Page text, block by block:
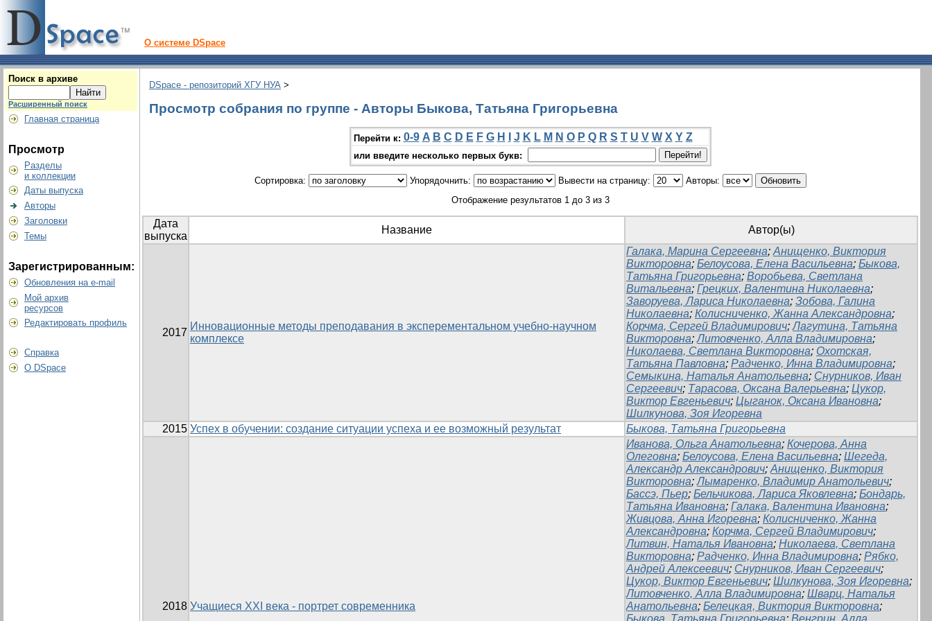
О системе DSpace
Поиск в архиве
Расширенный поиск
Главная страница
Просмотр
Разделы
и коллекции
Даты выпуска
Авторы
Заголовки
Темы
Зарегистрированным:
Обновления на e-mail
Мой архив
ресурсов
Редактировать профиль
Справка
О DSpace
DSpace - репозиторий ХГУ НУА >
Просмотр собрания по группе - Авторы Быкова, Татьяна Григорьевна
Перейти к: 0-9 A B C D E F G H J K L M N O P Q R S T U V W X Y Z
или введите несколько первых букв:
Сортировка: Упорядочнить: Вывести на страницу:
Авторы:
Отображение результатов 1 до 3 из 3
Дата
выпуска
Название Автор(ы)
2017
Инновационные методы преподавания в эксперементальном учебно-научном
комплексе
Галака, Марина Сергеевна; Анищенко, Виктория
Викторовна; Белоусова, Елена Васильевна; Быкова,
Татьяна Григорьевна; Воробьева, Светлана
Витальевна; Грецких, Валентина Николаевна;
Заворуева, Лариса Николаевна; Зобова, Галина
Николаевна; Колисниченко, Жанна Александровна;
Корчма, Сергей Владимирович;Лагутина, Татьяна
Викторовна;Литовченко, Алла Владимировна;
Николаева, Светлана Викторовна; Охотская,
Татьяна Павловна; Радченко, Инна Владимировна;
Семыкина, Наталья Анатольевна; Снурников, Иван
Сергеевич; Тарасова, Оксана Валерьевна; Цукор,
Виктор Евгеньевич; Цыганок, Оксана Ивановна;
Шилкунова, Зоя Игоревна
2015 Успех в обучении: создание ситуации успеха и ее возможный результат Быкова, Татьяна Григорьевна
2018 Учащиеся ХХІ века - портрет современника
Иванова, Ольга Анатольевна; Кочерова, Анна
Олеговна; Белоусова, Елена Васильевна; Шегеда,
Александр Александрович; Анищенко, Виктория
Викторовна;Лымаренко, Владимир Анатольевич;
Бассэ, Пьер; Бельчикова, Лариса Яковлевна; Бондарь,
Татьяна Ивановна; Галака, Валентина Ивановна;
Живцова, Анна Игоревна; Колисниченко, Жанна
Александровна; Корчма, Сергей Владимирович;
Литвин, Наталья Ивановна; Николаева, Светлана
Викторовна; Радченко, Инна Владимировна; Рябко,
Андрей Алексеевич; Снурников, Иван Сергеевич;
Цукор, Виктор Евгеньевич; Шилкунова, Зоя Игоревна;
Литовченко, Алла Владимировна; Шварц, Наталья
Анатольевна; Белецкая, Виктория Викторовна;